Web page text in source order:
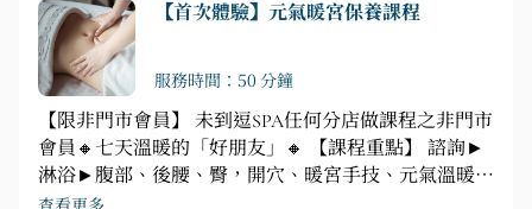
【首次體驗】元氣暖宮保養課程
服務時間：50 分鐘
【限非門市會員】 未到逗SPA任何分店做課程之非門市
會員🔸七天溫暖的「好朋友」🔸 【課程重點】 諮詢►
淋浴►腹部、後腰、臀，開穴、暖宮手技、元氣溫暖技
法